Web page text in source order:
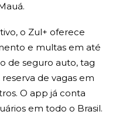
o Zul+ oferece
e multas em até
de seguro auto, tag
de vagas em
O app já conta
em todo o Brasil.